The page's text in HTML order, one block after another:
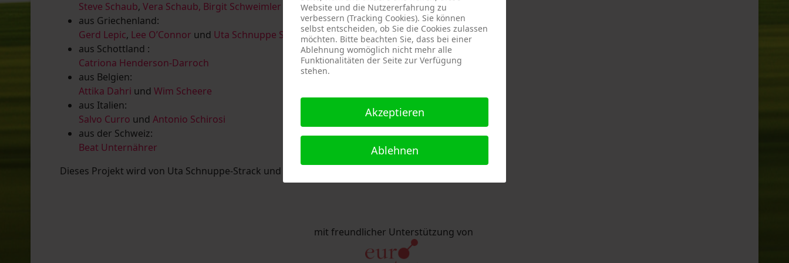
Steve Schaub, Vera Schaub, Birgit Schweimler & Serge DevadderundRolf Thärichen
aus Griechenland:
Gerd Lepic, Lee O’Connor und Uta Schnuppe Strack
aus Schottland :
Catriona Henderson-Darroch
aus Belgien:
Attika Dahri und Wim Scheere
aus Italien:
Salvo Curro und Antonio Schirosi
aus der Schweiz:
Beat Unternährer
Dieses Projekt wird von Uta Schnuppe-Strack und Eric Schaftlein organisiert.
mit freundlicher Unterstützung von
Website und die Nutzererfahrung zu
verbessern (Tracking Cookies). Sie können
selbst entscheiden, ob Sie die Cookies zulassen
möchten. Bitte beachten Sie, dass bei einer
Ablehnung womöglich nicht mehr alle
Funktionalitäten der Seite zur Verfügung
stehen.
Akzeptieren
Ablehnen